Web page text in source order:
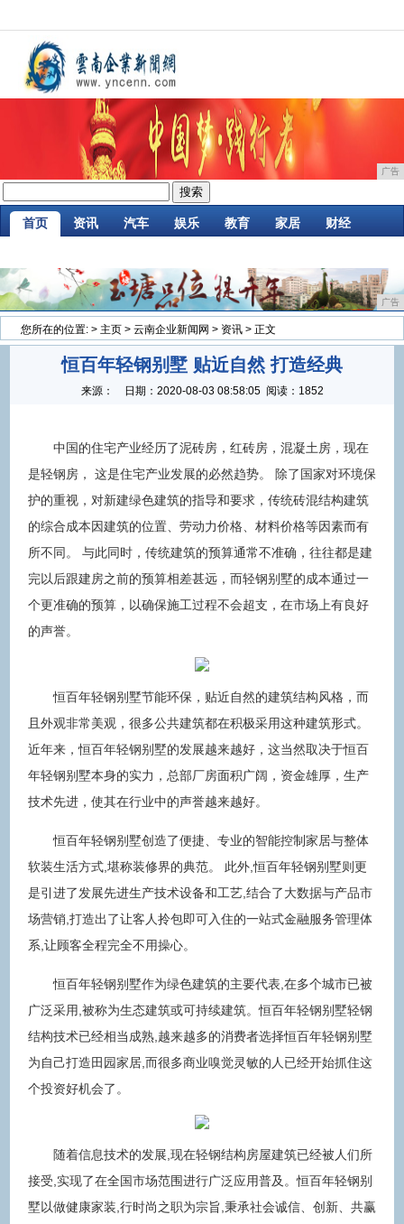
广告
首页 资讯 汽车 娱乐 教育 家居 财经
广告
您所在的位置: > 主页 > 云南企业新闻网 > 资讯 > 正文
恒百年轻钢别墅 贴近自然 打造经典
来源： 日期： 2020-08-03 08:58:05 阅读：1852
中国的住宅产业经历了泥砖房，红砖房，混凝土房，现在
是轻钢房， 这是住宅产业发展的必然趋势。 除了国家对环境保
护的重视，对新建绿色建筑的指导和要求，传统砖混结构建筑
的综合成本因建筑的位置、劳动力价格、材料价格等因素而有
所不同。 与此同时，传统建筑的预算通常不准确，往往都是建
完以后跟建房之前的预算相差甚远，而轻钢别墅的成本通过一
个更准确的预算，以确保施工过程不会超支，在市场上有良好
的声誉。
恒百年轻钢别墅节能环保，贴近自然的建筑结构风格，而
且外观非常美观，很多公共建筑都在积极采用这种建筑形式。
近年来，恒百年轻钢别墅的发展越来越好，这当然取决于恒百
年轻钢别墅本身的实力，总部厂房面积广阔，资金雄厚，生产
技术先进，使其在行业中的声誉越来越好。
恒百年轻钢别墅创造了便捷、专业的智能控制家居与整体
软装生活方式,堪称装修界的典范。 此外,恒百年轻钢别墅则更
是引进了发展先进生产技术设备和工艺,结合了大数据与产品市
场营销,打造出了让客人拎包即可入住的一站式金融服务管理体
系,让顾客全程完全不用操心。
恒百年轻钢别墅作为绿色建筑的主要代表,在多个城市已被
广泛采用,被称为生态建筑或可持续建筑。恒百年轻钢别墅轻钢
结构技术已经相当成熟,越来越多的消费者选择恒百年轻钢别墅
为自己打造田园家居,而很多商业嗅觉灵敏的人已经开始抓住这
个投资好机会了。
随着信息技术的发展,现在轻钢结构房屋建筑已经被人们所
接受,实现了在全国市场范围进行广泛应用普及。恒百年轻钢别
墅以做健康家装,行时尚之职为宗旨,秉承社会诚信、创新、共赢